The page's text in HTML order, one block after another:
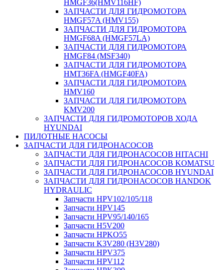
HMGF36(HMV116HF)
ЗАПЧАСТИ ДЛЯ ГИДРОМОТОРА
HMGF57A (HMV155)
ЗАПЧАСТИ ДЛЯ ГИДРОМОТОРА
HMGF68A (HMGF57LA)
ЗАПЧАСТИ ДЛЯ ГИДРОМОТОРА
HMGF84 (MSF340)
ЗАПЧАСТИ ДЛЯ ГИДРОМОТОРА
HMT36FA (HMGF40FA)
ЗАПЧАСТИ ДЛЯ ГИДРОМОТОРА
HMV160
ЗАПЧАСТИ ДЛЯ ГИДРОМОТОРА
KMV200
ЗАПЧАСТИ ДЛЯ ГИДРОМОТОРОВ ХОДА
HYUNDAI
ПИЛОТНЫЕ НАСОСЫ
ЗАПЧАСТИ ДЛЯ ГИДРОНАСОСОВ
ЗАПЧАСТИ ДЛЯ ГИДРОНАСОСОВ HITACHI
ЗАПЧАСТИ ДЛЯ ГИДРОНАСОСОВ KOMATSU
ЗАПЧАСТИ ДЛЯ ГИДРОНАСОСОВ HYUNDAI
ЗАПЧАСТИ ДЛЯ ГИДРОНАСОСОВ HANDOK
HYDRAULIC
Запчасти HPV102/105/118
Запчасти HPV145
Запчасти HPV95/140/165
Запчасти H5V200
Запчасти HPKO55
Запчасти K3V280 (H3V280)
Запчасти HPV375
Запчасти HPV112